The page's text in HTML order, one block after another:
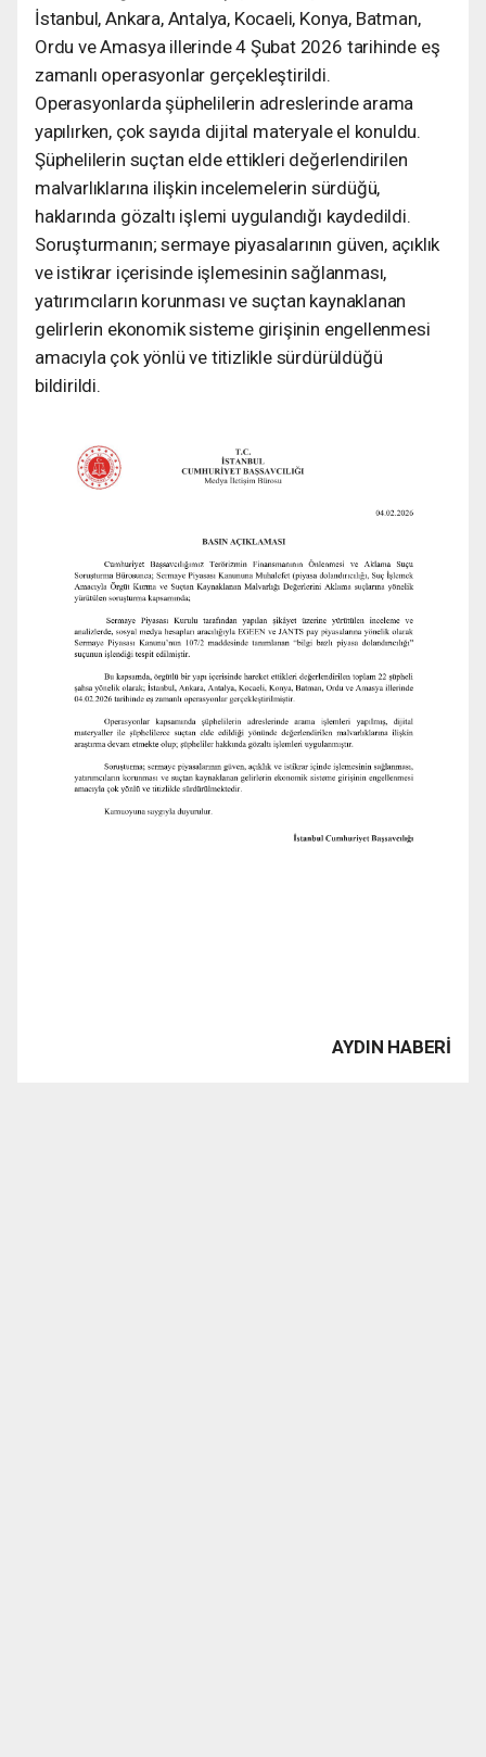
İstanbul, Ankara, Antalya, Kocaeli, Konya, Batman,
Ordu ve Amasya illerinde 4 Şubat 2026 tarihinde eş
zamanlı operasyonlar gerçekleştirildi.
Operasyonlarda şüphelilerin adreslerinde arama
yapılırken, çok sayıda dijital materyale el konuldu.
Şüphelilerin suçtan elde ettikleri değerlendirilen
malvarlıklarına ilişkin incelemelerin sürdüğü,
haklarında gözaltı işlemi uygulandığı kaydedildi.
Soruşturmanın; sermaye piyasalarının güven, açıklık
ve istikrar içerisinde işlemesinin sağlanması,
yatırımcıların korunması ve suçtan kaynaklanan
gelirlerin ekonomik sisteme girişinin engellenmesi
amacıyla çok yönlü ve titizlikle sürdürüldüğü
bildirildi.
AYDIN HABERİ